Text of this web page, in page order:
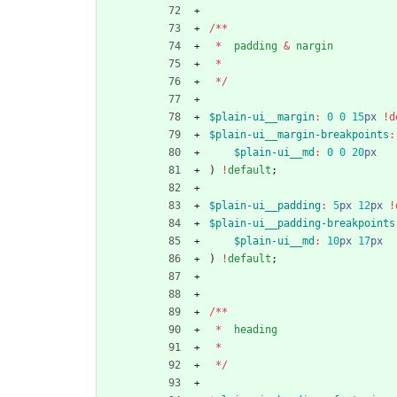
/**
*
padding &
nargin
*
*/
$plain-ui__margin: 0 0 15px
$plain-ui__margin-breakpoints :
$plain-ui__md : 0 0 20px
)
!default ;
$plain-ui__padding: 5px 12px
$plain-ui__padding-breakpoints
$plain-ui__md : 10px 17px
)
!default ;
/**
*
heading
*
*/